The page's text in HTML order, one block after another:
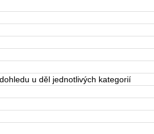
u děl jednotlivých kategorií
-
náhrady